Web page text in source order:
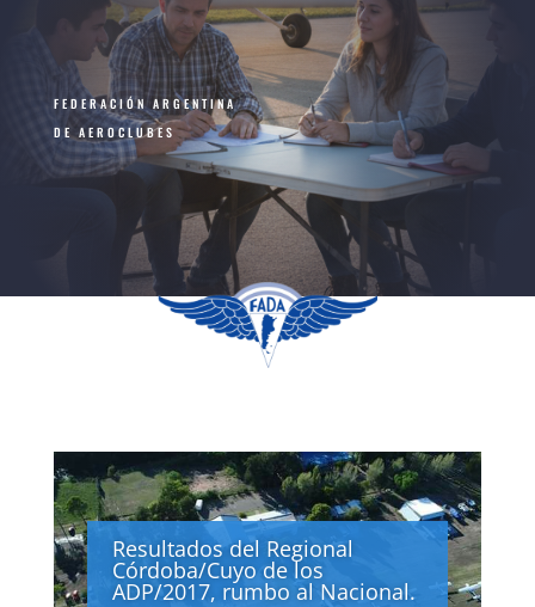
FEDERACIÓN ARGENTINA
DE AEROCLUBES
Resultados del Regional
Córdoba/Cuyo de los
ADP/2017, rumbo al Nacional.